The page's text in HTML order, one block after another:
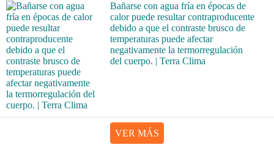
Bañarse con agua fría en épocas de
calor puede resultar contraproducente
debido a que el contraste brusco de
temperaturas puede afectar
negativamente la termorregulación
del cuerpo. | Terra Clima
VER MÁS